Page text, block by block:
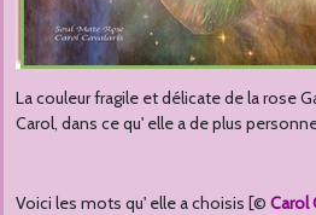
La couleur fragile et délicate de la rose
Carol, dans ce qu' elle a de plus
Voici les mots qu' elle a choisis [© Carol